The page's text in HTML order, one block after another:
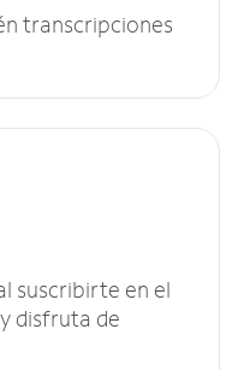
transcripciones
suscribirte en el
disfruta de